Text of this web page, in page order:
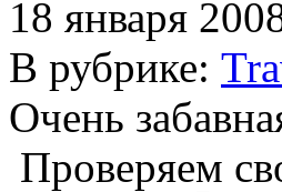
18 января
В рубрике:
Очень
Проверяем